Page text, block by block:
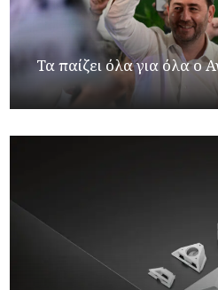
Τα παίζει όλα για όλα ο